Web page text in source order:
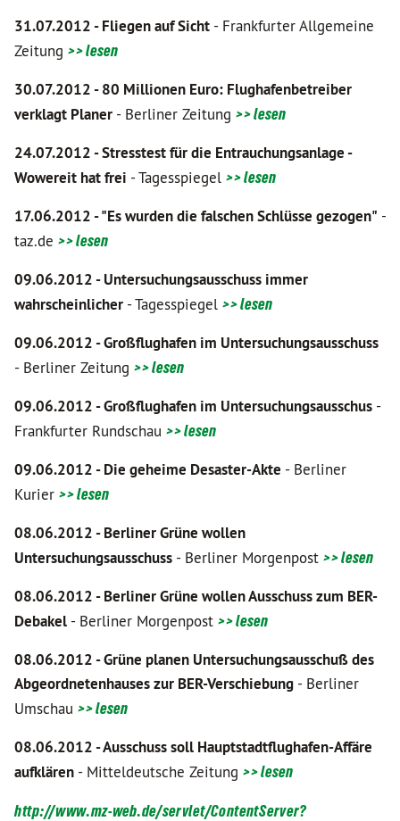
31.07.2012 - Fliegen auf Sicht - Frankfurter Allgemeine
Zeitung >> lesen
30.07.2012 - 80 Millionen Euro: Flughafenbetreiber
verklagt Planer - Berliner Zeitung >> lesen
24.07.2012 - Stresstest für die Entrauchungsanlage -
Wowereit hat frei - Tagesspiegel >> lesen
17.06.2012 - "Es wurden die falschen Schlüsse gezogen" -
taz.de >> lesen
09.06.2012 -Untersuchungsausschuss immer
wahrscheinlicher - Tagesspiegel >> lesen
09.06.2012 - Großflughafen im Untersuchungsausschuss
- Berliner Zeitung >> lesen
09.06.2012 -Großflughafen im Untersuchungsausschus -
Frankfurter Rundschau >> lesen
09.06.2012 - Die geheime Desaster-Akte - Berliner
Kurier >> lesen
08.06.2012 - Berliner Grüne wollen
Untersuchungsausschuss - Berliner Morgenpost >> lesen
08.06.2012 - Berliner Grüne wollen Ausschuss zum BER-
Debakel - Berliner Morgenpost >> lesen
08.06.2012 - Grüne planen Untersuchungsausschuß des
Abgeordnetenhauses zur BER-Verschiebung - Berliner
Umschau >> lesen
08.06.2012 - Ausschuss soll Hauptstadtflughafen-Affäre
aufklären - Mitteldeutsche Zeitung >> lesen
http://www.mz-web.de/servlet/ContentServer?